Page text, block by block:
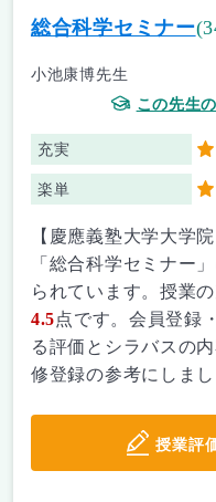
総合科学セミナー
小池康博先生
この先生
充実 4
楽単
【慶應義塾大学大学
「総合科学セミナー
られています。授業
4.5点です。会員登録
る評価とシラバスの
修登録の参考にしまし
授業評